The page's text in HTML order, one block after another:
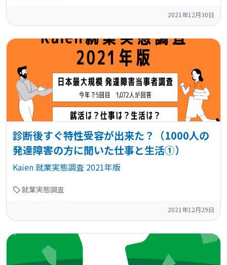
2021年12月30日
診断後すぐ特性受容が出来た？（1000人の
発達障害の方に聞いた仕事と生活①）
Kaien 就業実態調査 2021年版
就業実態調査
2021年12月29日